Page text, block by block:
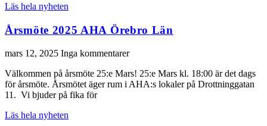
Läs hela nyheten
Årsmöte 2025 AHA Örebro Län
mars 12, 2025 Inga kommentarer
Välkommen på årsmöte 25:e Mars! 25:e Mars kl. 18:00 är det dags
för årsmöte. Årsmötet äger rum i AHA:s lokaler på Drottninggatan
11. Vi bjuder på fika för
Läs hela nyheten